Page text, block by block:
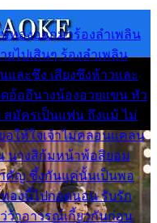
ทองออกมาร้องลำเพลิน
ยไปเสินๆ ร้องลำเพลิน
และซึง เสียงซึงห้าวและ
ดอ้ออีนางน้องอวยแขน หัว
สมัครเป็นแฟน ถึงแม้ ไม่
อให้ใจเจ้าไม่คลอนแคลน
นางสิก้มหน้าพ้อสิยอม
คัญ ซึ้งกันแค่นั้นเป็นพอ
องนี้ไปกอดนอน รับรัก
ว้าอาวรณ์เกี้ยวกันก่อน